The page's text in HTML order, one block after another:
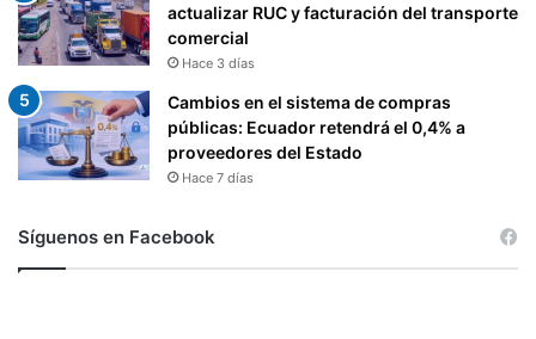
actualizar RUC y facturación del transporte
comercial
Hace 3 días
Cambios en el sistema de compras
públicas: Ecuador retendrá el 0,4% a
proveedores del Estado
Hace 7 días
Síguenos en Facebook